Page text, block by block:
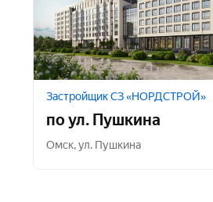
Застройщик СЗ «НОРДСТРОЙ»
по ул. Пушкина
Омск,ул. Пушкина